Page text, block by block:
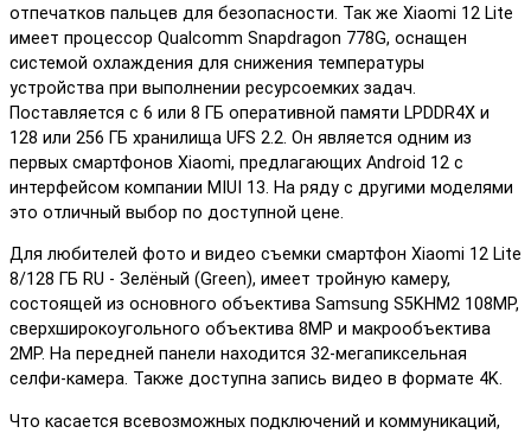
отпечатков пальцев для безопасности. Так же Xiaomi 12 Lite
имеет процессор Qualcomm Snapdragon 778G, оснащен
системой охлаждения для снижения температуры
устройства при выполнении ресурсоемких задач.
Поставляется с 6 или 8 ГБ оперативной памяти LPDDR4X и
128 или 256 ГБ хранилища UFS 2.2. Он является одним из
первых смартфонов Xiaomi, предлагающих Android 12 с
интерфейсом компании MIUI 13. На ряду с другими моделями
это отличный выбор по доступной цене.
Для любителей фото и видео съемки смартфон Xiaomi 12 Lite
8/128 ГБ RU - Зелёный (Green), имеет тройную камеру,
состоящей из основного объектива Samsung S5KHM2 108MP,
сверхширокоугольного объектива 8MP и макрообъектива
2MP. На передней панели находится 32-мегапиксельная
селфи-камера. Также доступна запись видео в формате 4K.
Что касается всевозможных подключений и коммуникаций,